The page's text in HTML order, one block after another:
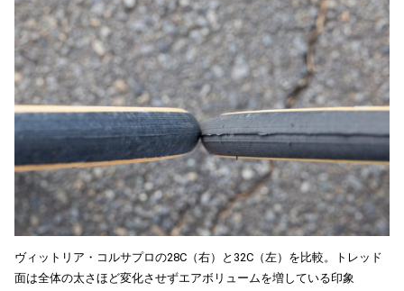
ヴィットリア・コルサプロの28C（右）と32C（左）を比較。トレッド
面は全体の太さほど変化させずエアボリュームを増している印象